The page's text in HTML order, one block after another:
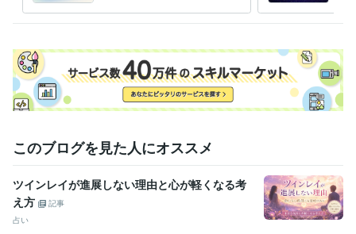
す
このブログを見た人にオススメ
ツインレイが進展しない理由と心が軽くなる考
え方
記事
占い